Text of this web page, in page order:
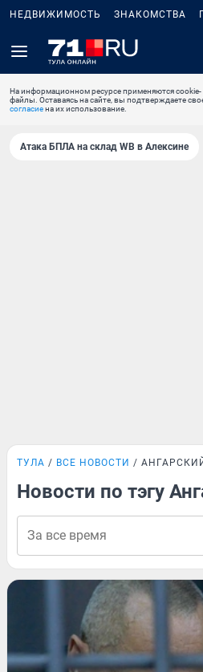
НЕДВИЖИМОСТЬ ЗНАКОМСТВА
На информационном ресурсе применяются cookie-
файлы. Оставаясь на сайте, вы подтверждаете
согласиена их использование.
Атака БПЛА на склад WB в Алексине
ТУЛА ВСЕ НОВОСТИ
Новости по тэгу